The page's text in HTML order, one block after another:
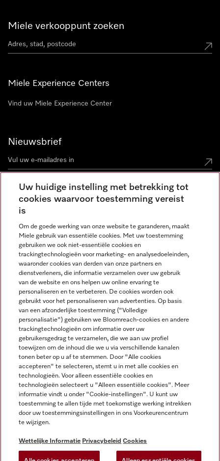
Miele verkooppunt zoeken
Miele Experience Centers
Vind uw Miele Experience Center
Nieuwsbrief
Contact contact@miele-support.be
Taal
NEDERLANDS
Wettelijke Informatie
Algemene voorwaarden
Privacybeleid
Gebruiksvoorwaarden
Toegankelijkheidsverklaring
Digital Services Act
Miele op Facebook
Miele op Youtube
Miele op Instagram
Miele op Pinterest
Uw huidige instelling met betrekking tot
cookies waarvoor toestemming vereist
is
Om de goede werking van onze website te garanderen, maakt
Miele gebruik van essentiële cookies. Met uw toestemming
gebruiken we ook niet-essentiële cookies en
trackingtechnologieën voor marketing- en analysedoeleinden,
waaronder cookies van derden van onze partners en
dienstverleners, die informatie verzamelen over uw gebruik
van de website en ons helpen uw online ervaring te
personaliseren en te verbeteren. De cookies worden ook
gebruikt voor het personaliseren van advertenties. Op basis
van een afzonderlijke toestemming ("Volledige
personalisatie") gebruiken we Bloomreach-cookies en andere
trackingtechnologieën om informatie over uw
gebruikersgedrag te verzamelen, die we aan uw profiel
toewijzen om de inhoud die we u via verschillende kanalen
tonen beter op u af te stemmen. Door "Alle cookies
accepteren" te selecteren, stemt u in met alle cookies en
technologieën. Voor alleen essentiële cookies en
technologieën selecteert u "Alleen essentiële cookies". Meer
informatie vindt u onder "Cookie-instellingen". U kunt uw
toestemming te allen tijde met toekomstige werking intrekken
door uw toestemmingsinstellingen in ons Voorkeurencentrum
te wijzigen.
Wettelijke Informatie Privacybeleid Cookies